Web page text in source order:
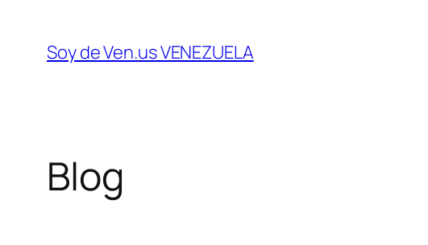
contenido
Soy de Ven.us VENEZUELA
Blog